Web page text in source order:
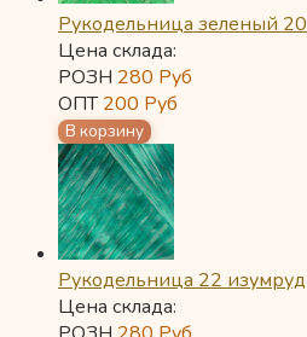
Рукодельница зеленый 20
Цена склада:
РОЗН 280 Руб
ОПТ200 Руб
Рукодельница 22 изумруд
Цена склада: